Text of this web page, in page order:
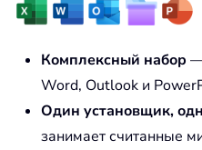
Комплексный набор —
Word, Outlook и
Один установщик,
занимает считанные